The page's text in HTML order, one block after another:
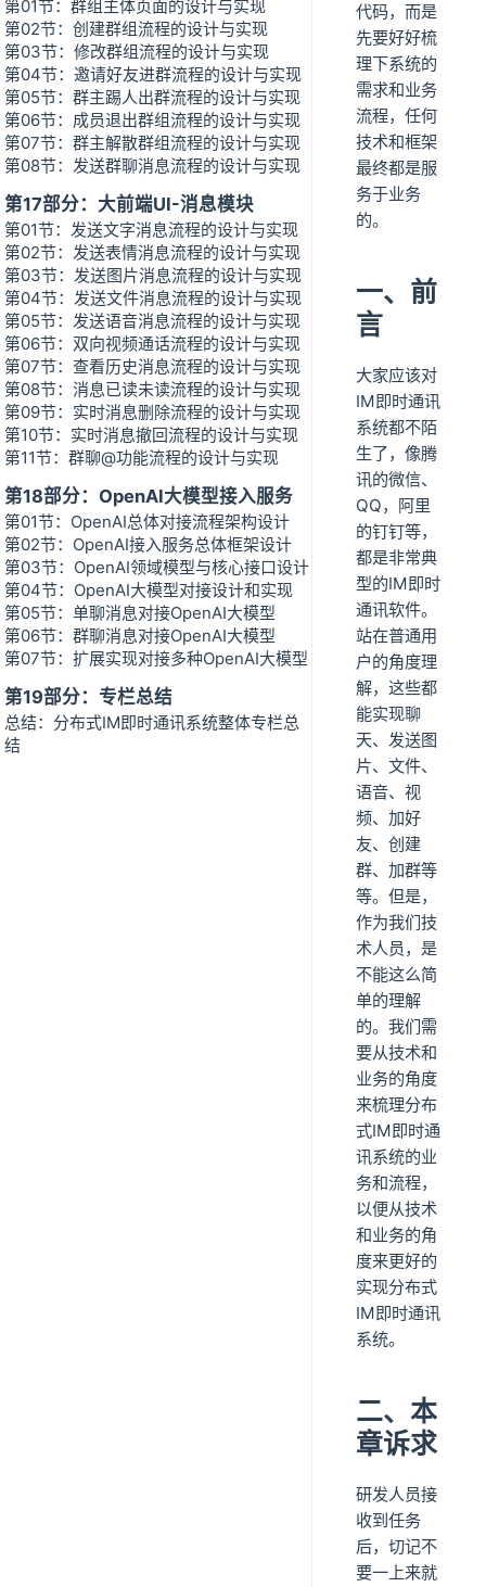
第01节：群组主体页面的设计与实现
第02节：创建群组流程的设计与实现
第03节：修改群组流程的设计与实现
第04节：邀请好友进群流程的设计与实现
第05节：群主踢人出群流程的设计与实现
第06节：成员退出群组流程的设计与实现
第07节：群主解散群组流程的设计与实现
第08节：发送群聊消息流程的设计与实现
第17部分：大前端UI-消息模块
第01节：发送文字消息流程的设计与实现
第02节：发送表情消息流程的设计与实现
第03节：发送图片消息流程的设计与实现
第04节：发送文件消息流程的设计与实现
第05节：发送语音消息流程的设计与实现
第06节：双向视频通话流程的设计与实现
第07节：查看历史消息流程的设计与实现
第08节：消息已读未读流程的设计与实现
第09节：实时消息删除流程的设计与实现
第10节：实时消息撤回流程的设计与实现
第11节：群聊@功能流程的设计与实现
第18部分：OpenAI大模型接入服务
第01节：OpenAI总体对接流程架构设计
第02节：OpenAI接入服务总体框架设计
第03节：OpenAI领域模型与核心接口设计
第04节：OpenAI大模型对接设计和实现
第05节：单聊消息对接OpenAI大模型
第06节：群聊消息对接OpenAI大模型
第07节：扩展实现对接多种OpenAI大模型
第19部分：专栏总结
总结：分布式IM即时通讯系统整体专栏总
结
代码，而是
先要好好梳
理下系统的
需求和业务
流程，任何
技术和框架
最终都是服
务于业务
的。
一、前
言
大家应该对
IM即时通讯
系统都不陌
生了，像腾
讯的微信、
QQ，阿里
的钉钉等，
都是非常典
型的IM即时
通讯软件。
站在普通用
户的角度理
解，这些都
能实现聊
天、发送图
片、文件、
语音、视
频、加好
友、创建
群、加群等
等。但是，
作为我们技
术人员，是
不能这么简
单的理解
的。我们需
要从技术和
业务的角度
来梳理分布
式IM即时通
讯系统的业
务和流程，
以便从技术
和业务的角
度来更好的
实现分布式
IM即时通讯
系统。
二、本
章诉求
研发人员接
收到任务
后，切记不
要一上来就